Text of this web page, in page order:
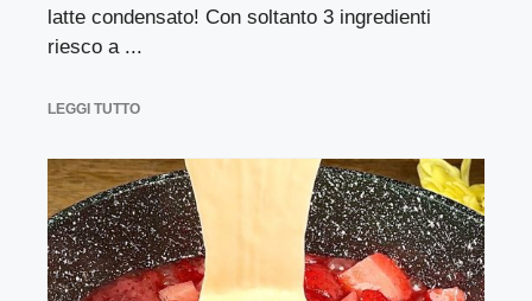
latte condensato! Con soltanto 3 ingredienti
riesco a ...
LEGGI TUTTO